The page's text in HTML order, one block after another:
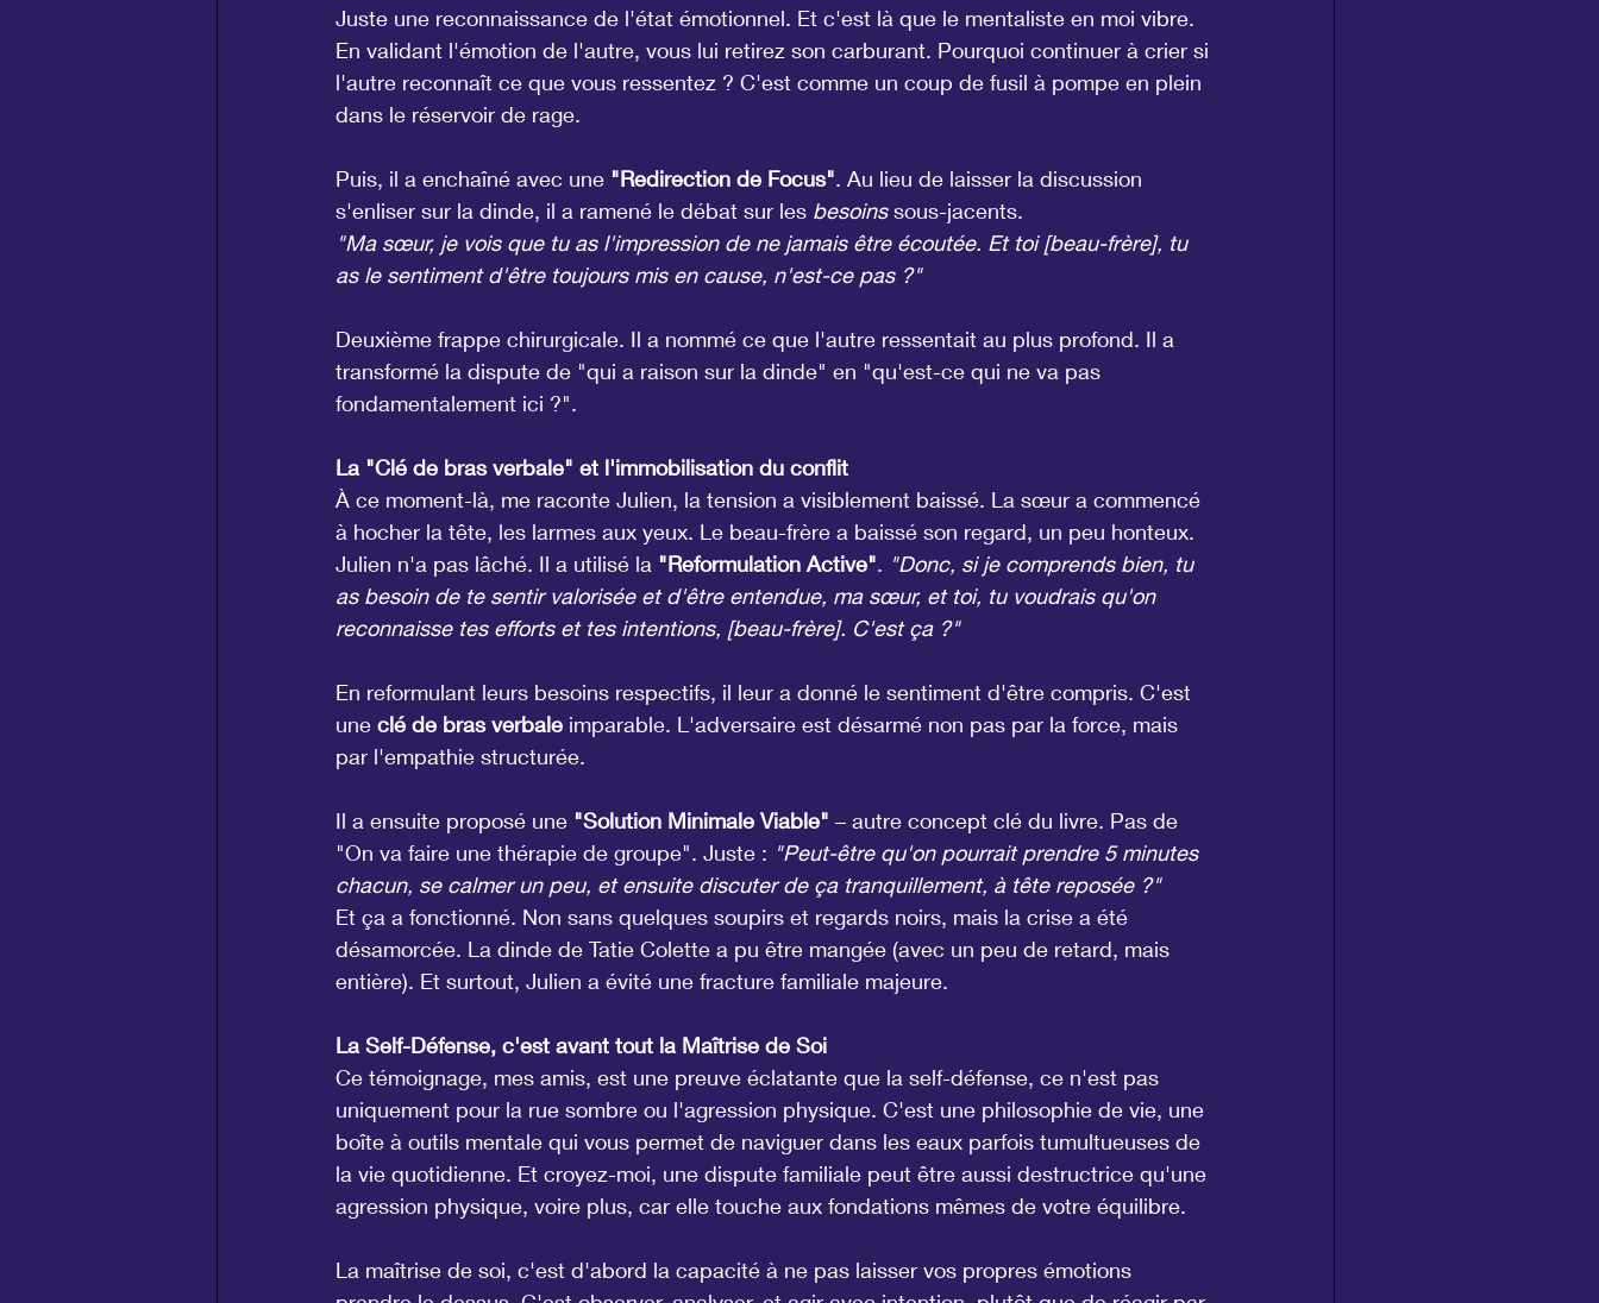
Juste une reconnaissance de l'état émotionnel. Et c'est là que le mentaliste en moi vibre.
En validant l'émotion de l'autre, vous lui retirez son carburant. Pourquoi continuer à crier si
l'autre reconnaît ce que vous ressentez ? C'est comme un coup de fusil à pompe en plein
dans le réservoir de rage.
Puis, il a enchaîné avec une "Redirection de Focus". Au lieu de laisser la discussion
s'enliser sur la dinde, il a ramené le débat sur les besoins sous-jacents.
"Ma sœur, je vois que tu as l'impression de ne jamais être écoutée. Et toi [beau-frère], tu
as le sentiment d'être toujours mis en cause, n'est-ce pas ?"
Deuxième frappe chirurgicale. Il a nommé ce que l'autre ressentait au plus profond. Il a
transformé la dispute de "qui a raison sur la dinde" en "qu'est-ce qui ne va pas
fondamentalement ici ?".
La "Clé de bras verbale" et l'immobilisation du conflit
À ce moment-là, me raconte Julien, la tension a visiblement baissé. La sœur a commencé
à hocher la tête, les larmes aux yeux. Le beau-frère a baissé son regard, un peu honteux.
Julien n'a pas lâché. Il a utilisé la "Reformulation Active". "Donc, si je comprends bien, tu
as besoin de te sentir valorisée et d'être entendue, ma sœur, et toi, tu voudrais qu'on
reconnaisse tes efforts et tes intentions, [beau-frère]. C'est ça ?"
En reformulant leurs besoins respectifs, il leur a donné le sentiment d'être compris. C'est
une clé de bras verbale imparable. L'adversaire est désarmé non pas par la force, mais
par l'empathie structurée.
Il a ensuite proposé une "Solution Minimale Viable" – autre concept clé du livre. Pas de
"On va faire une thérapie de groupe". Juste : "Peut-être qu'on pourrait prendre 5 minutes
chacun, se calmer un peu, et ensuite discuter de ça tranquillement, à tête reposée ?"
Et ça a fonctionné. Non sans quelques soupirs et regards noirs, mais la crise a été
désamorcée. La dinde de Tatie Colette a pu être mangée (avec un peu de retard, mais
entière). Et surtout, Julien a évité une fracture familiale majeure.
La Self-Défense, c'est avant tout la Maîtrise de Soi
Ce témoignage, mes amis, est une preuve éclatante que la self-défense, ce n'est pas
uniquement pour la rue sombre ou l'agression physique. C'est une philosophie de vie, une
boîte à outils mentale qui vous permet de naviguer dans les eaux parfois tumultueuses de
la vie quotidienne. Et croyez-moi, une dispute familiale peut être aussi destructrice qu'une
agression physique, voire plus, car elle touche aux fondations mêmes de votre équilibre.
La maîtrise de soi, c'est d'abord la capacité à ne pas laisser vos propres émotions